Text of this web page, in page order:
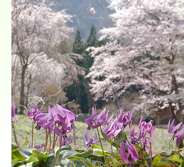
お問い合わせ LINEで友だちに
営業時間：9:00～17:00 定休日
TEL.0261-85-4210 / FAX.0261-85-